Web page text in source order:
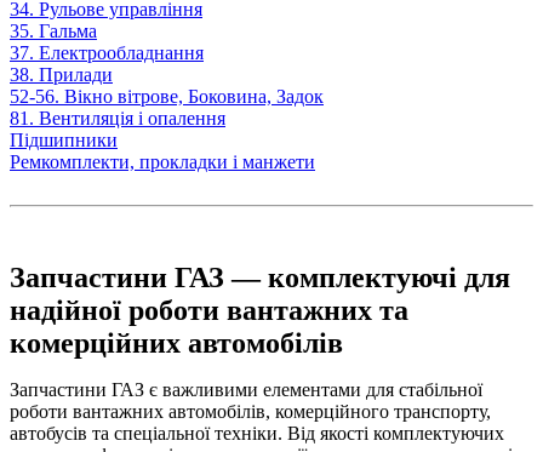
34. Рульове управління
35. Гальма
37. Електрообладнання
38. Прилади
52-56. Вікно вітрове, Боковина, Задок
81. Вентиляція і опалення
Підшипники
Ремкомплекти, прокладки і манжети
Запчастини ГАЗ — комплектуючі для
надійної роботи вантажних та
комерційних автомобілів
Запчастини ГАЗ є важливими елементами для стабільної
роботи вантажних автомобілів, комерційного транспорту,
автобусів та спеціальної техніки. Від якості комплектуючих